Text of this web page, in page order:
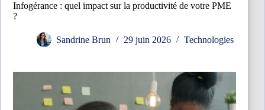
Infogérance : quel impact sur la productivité de votre PME
?
Sandrine Brun 29 juin 2026 Technologies